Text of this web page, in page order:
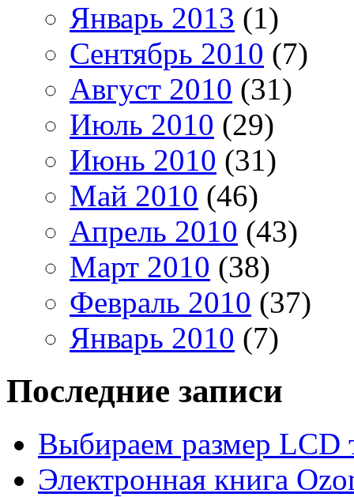
Январь 2013 (1)
Сентябрь 2010 (7)
Август 2010 (31)
Июль 2010 (29)
Июнь 2010 (31)
Май 2010 (46)
Апрель 2010 (43)
Март 2010 (38)
Февраль 2010 (37)
Январь 2010 (7)
Последние записи
Выбираем размер LCD
Электронная книга